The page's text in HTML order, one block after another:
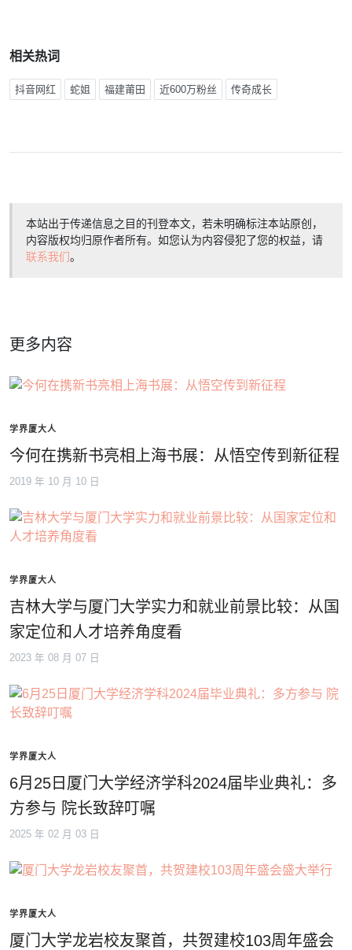
相关热词
抖音网红 蛇姐 福建莆田 近600万粉丝 传奇成长
本站出于传递信息之目的刊登本文，若未明确标注本站原创，
内容版权均归原作者所有。如您认为内容侵犯了您的权益，请
联系我们。
更多内容
学界厦大人
今何在携新书亮相上海书展：从悟空传到新征程
2019 年 10 月 10 日
学界厦大人
吉林大学与厦门大学实力和就业前景比较：从国
家定位和人才培养角度看
2023 年 08 月 07 日
学界厦大人
6月25日厦门大学经济学科2024届毕业典礼：多
方参与 院长致辞叮嘱
2025 年 02 月 03 日
学界厦大人
厦门大学龙岩校友聚首，共贺建校103周年盛会